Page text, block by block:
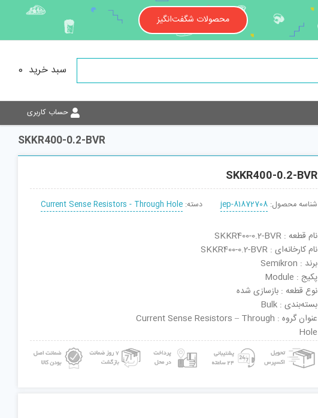
محصولات شگفت‌انگیز
سبد خرید 0
حساب کاربری
SKKR400-0.2-BVR
SKKR400-0.2-BVR
شناسه محصول: jep-81872708 دسته: Current Sense Resistors - Through Hole
نام قطعه : SKKR400-0.2-BVR
نام کارخانه‌ای : SKKR400-0.2-BVR
برند : Semikron
پکیج : Module
نوع قطعه : بازسازی شده
بسته‌بندی : Bulk
عنوان گروه : Current Sense Resistors – Through
Hole